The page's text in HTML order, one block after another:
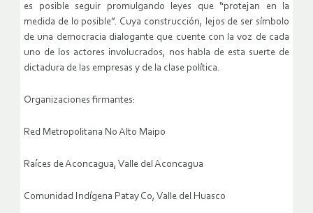
es posible seguir promulgando leyes que “protejan en la
medida de lo posible”. Cuya construcción, lejos de ser símbolo
de una democracia dialogante que cuente con la voz de cada
uno de los actores involucrados, nos habla de esta suerte de
dictadura de las empresas y de la clase política.
Organizaciones firmantes:
Red Metropolitana No Alto Maipo
Raíces de Aconcagua, Valle del Aconcagua
Comunidad Indígena Patay Co, Valle del Huasco